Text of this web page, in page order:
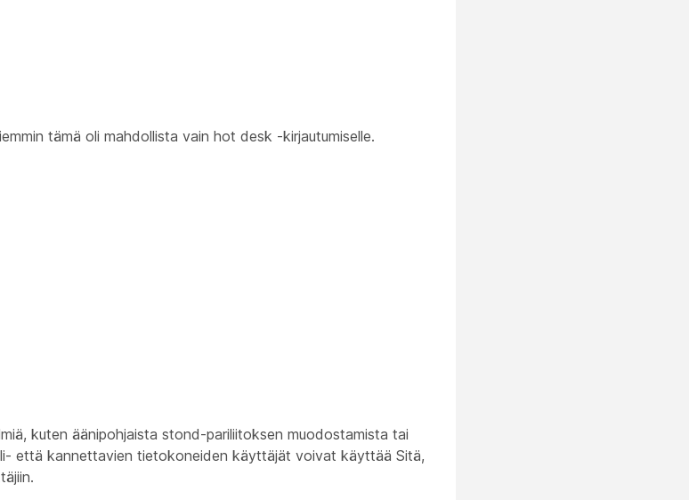
tämä oli mahdollista vain hot desk -kirjautumiselle.
kuten äänipohjaista stond-pariliitoksen muodostamista tai
että kannettavien tietokoneiden käyttäjät voivat käyttää Sitä,